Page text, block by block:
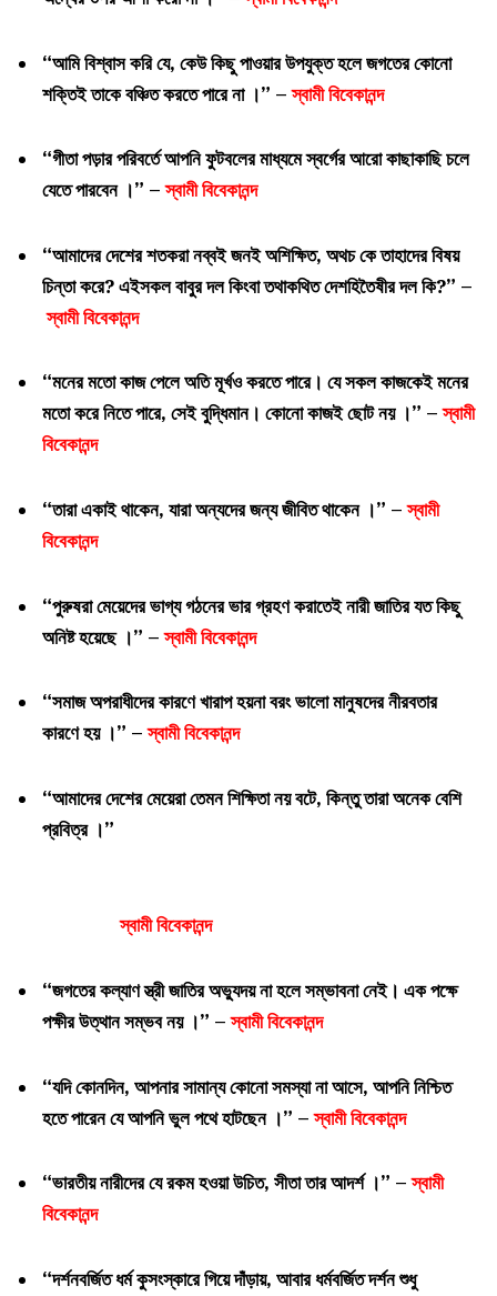
“আমি বিশ্বাস করি যে, কেউ কিছু পাওয়ার উপযুক্ত হলে জগতের কোনো
শক্তিই তাকে বঞ্চিত করতে পারে না ।” –স্বামী বিবেকানন্দ
“গীতা পড়ার পরিবর্তে আপনি ফুটবলের মাধ্যমে স্বর্গের আরো কাছাকাছি চলে
যেতে পারবেন ।” –স্বামী বিবেকানন্দ
“আমাদের দেশের শতকরা নব্বই জনই অশিক্ষিত, অথচ কে তাহাদের বিষয়
চিন্তা করে? এইসকল বাবুর দল কিংবা তথাকথিত দেশহিতৈষীর দল কি?” –
স্বামী বিবেকানন্দ
“মনের মতো কাজ পেলে অতি মূর্খও করতে পারে। যে সকল কাজকেই মনের
মতো করে নিতে পারে, সেই বুদ্ধিমান। কোনো কাজই ছোট নয় ।” –স্বামী
বিবেকানন্দ
“তারা একাই থাকেন, যারা অন্যদের জন্য জীবিত থাকেন ।” –স্বামী
বিবেকানন্দ
“পুরুষরা মেয়েদের ভাগ্য গঠনের ভার গ্রহণ করাতেই নারী জাতির যত কিছু
অনিষ্ট হয়েছে ।” –স্বামী বিবেকানন্দ
“সমাজ অপরাধীদের কারণে খারাপ হয়না বরং ভালো মানুষদের নীরবতার
কারণে হয় ।” –স্বামী বিবেকানন্দ
“আমাদের দেশের মেয়েরা তেমন শিক্ষিতা নয় বটে, কিন্তু তারা অনেক বেশি
প্রবিত্র ।”
স্বামী বিবেকানন্দ
“জগতের কল্যাণ স্ত্রী জাতির অভ্যুদয় না হলে সম্ভাবনা নেই। এক পক্ষে
পক্ষীর উত্থান সম্ভব নয় ।” –স্বামী বিবেকানন্দ
“যদি কোনদিন, আপনার সামান্য কোনো সমস্যা না আসে, আপনি নিশ্চিত
হতে পারেন যে আপনি ভুল পথে হাটছেন ।” –স্বামী বিবেকানন্দ
“ভারতীয় নারীদের যে রকম হওয়া উচিত, সীতা তার আদর্শ ।” –স্বামী
বিবেকানন্দ
“দর্শনবর্জিত ধর্ম কুসংস্কারে গিয়ে দাঁড়ায়, আবার ধর্মবর্জিত দর্শন শুধু